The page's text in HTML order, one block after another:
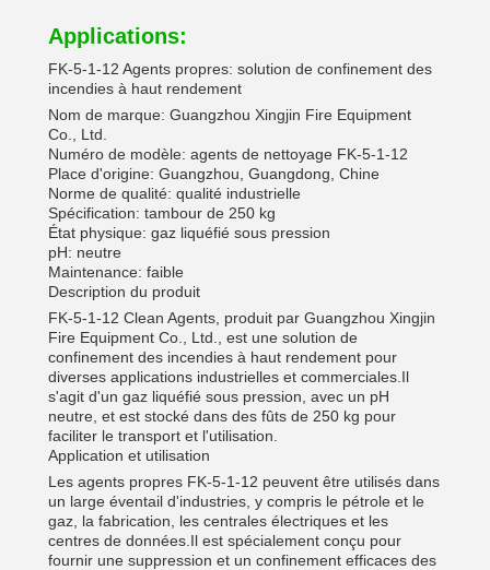
Applications:
FK-5-1-12 Agents propres: solution de confinement des
incendies à haut rendement
Nom de marque: Guangzhou Xingjin Fire Equipment
Co., Ltd.
Numéro de modèle: agents de nettoyage FK-5-1-12
Place d'origine: Guangzhou, Guangdong, Chine
Norme de qualité: qualité industrielle
Spécification: tambour de 250 kg
État physique: gaz liquéfié sous pression
pH: neutre
Maintenance: faible
Description du produit
FK-5-1-12 Clean Agents, produit par Guangzhou Xingjin
Fire Equipment Co., Ltd., est une solution de
confinement des incendies à haut rendement pour
diverses applications industrielles et commerciales.Il
s'agit d'un gaz liquéfié sous pression, avec un pH
neutre, et est stocké dans des fûts de 250 kg pour
faciliter le transport et l'utilisation.
Application et utilisation
Les agents propres FK-5-1-12 peuvent être utilisés dans
un large éventail d'industries, y compris le pétrole et le
gaz, la fabrication, les centrales électriques et les
centres de données.Il est spécialement conçu pour
fournir une suppression et un confinement efficaces des